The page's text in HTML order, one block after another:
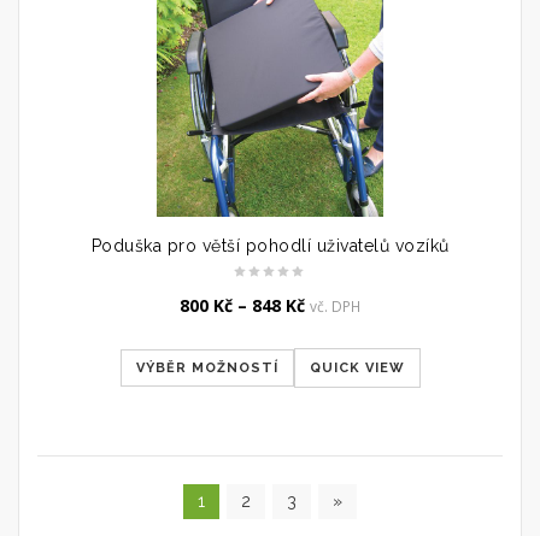
Poduška pro větší pohodlí uživatelů vozíků
800 Kč – 848 Kč vč. DPH
VÝBĚR MOŽNOSTÍ QUICK VIEW
1 2 3 »